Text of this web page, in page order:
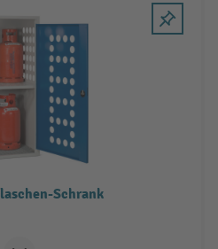
Schrank